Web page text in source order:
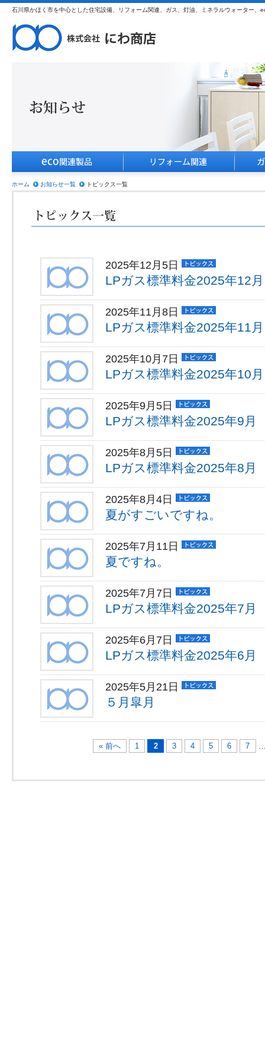
石川県かほく市を中心とした住宅設備、リフォーム関連、ガス、灯油、ミネラルウォーター、
ホーム お知らせ一覧 トピックス一覧
2025年12月5日
LPガス標準料金2025年12月
2025年11月8日
LPガス標準料金2025年11月
2025年10月7日
LPガス標準料金2025年10月
2025年9月5日
LPガス標準料金2025年9月
2025年8月5日
LPガス標準料金2025年8月
2025年8月4日
夏がすごいですね。
2025年7月11日
夏ですね。
2025年7月7日
LPガス標準料金2025年7月
2025年6月7日
LPガス標準料金2025年6月
2025年5月21日
５月皐月
« 前へ 1 2 3 4 5 6 7